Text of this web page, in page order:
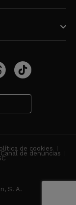
de cookies
Canal de denuncias
S. A.